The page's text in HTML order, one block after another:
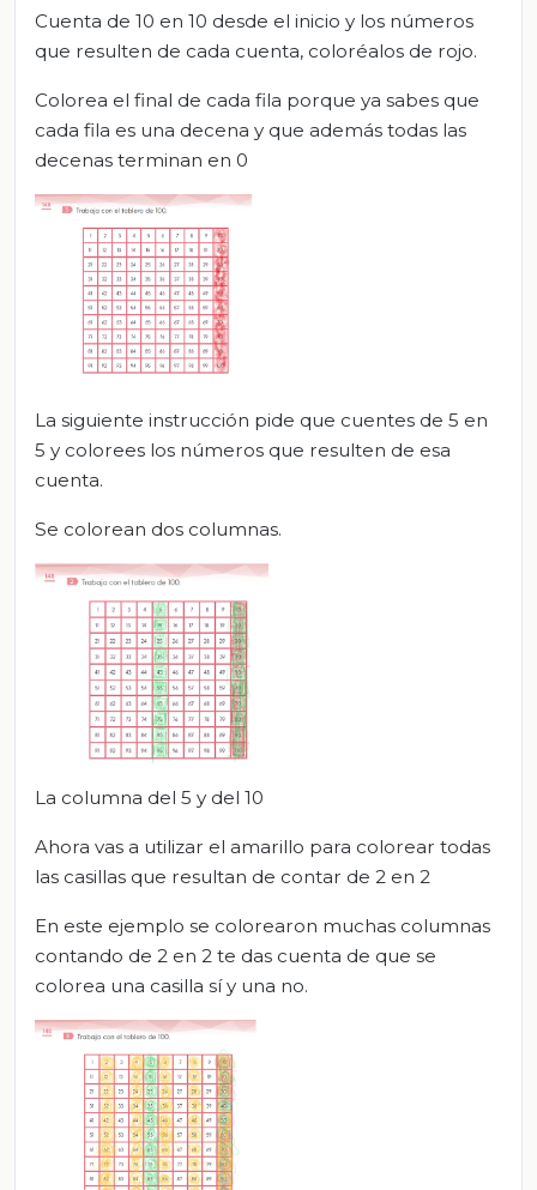
Cuenta de 10 en 10 desde el inicio y los números
que resulten de cada cuenta, coloréalos de rojo.
Colorea el final de cada fila porque ya sabes que
cada fila es una decena y que además todas las
decenas terminan en 0
La siguiente instrucción pide que cuentes de 5 en
5 y colorees los números que resulten de esa
cuenta.
Se colorean dos columnas.
La columna del 5 y del 10
Ahora vas a utilizar el amarillo para colorear todas
las casillas que resultan de contar de 2 en 2
En este ejemplo se colorearon muchas columnas
contando de 2 en 2 te das cuenta de que se
colorea una casilla sí y una no.